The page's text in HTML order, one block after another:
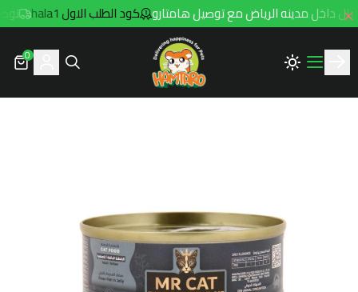
كود الطلب الاول hala1 توصيل
Hamtaro
0